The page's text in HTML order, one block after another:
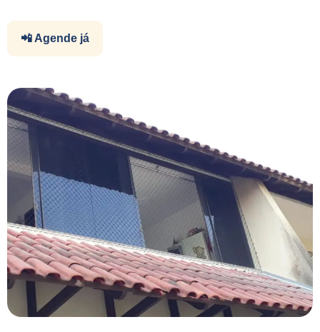
📲 Agende já